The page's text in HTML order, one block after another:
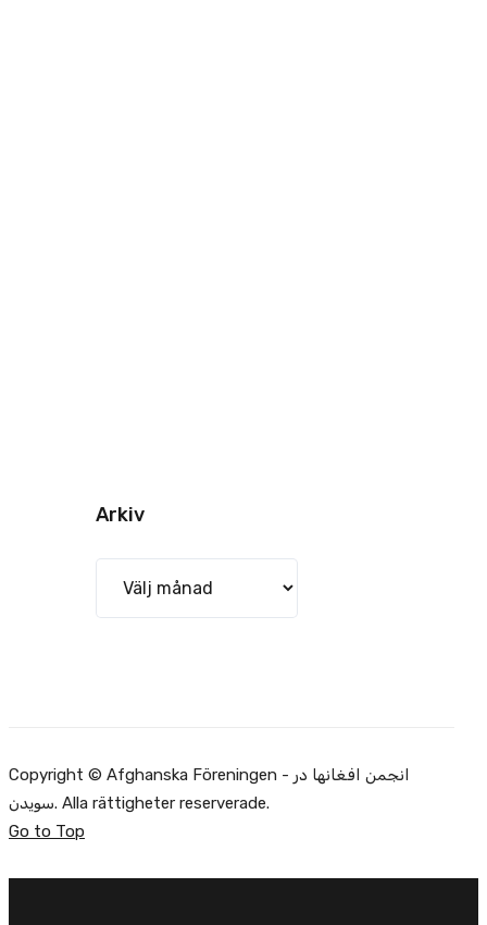
Arkiv
Copyright © Afghanska Föreningen - انجمن افغانها در
سویدن. Alla rättigheter reserverade.
Go to Top